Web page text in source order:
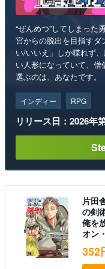
“ぜんめつ”してしまった
宮からの脱出を目指す
い/いいえ」しか喋れず
い人形になっていて、
選ぶのは、あなたです。
インディー RPG
リリース日：2026年
片田
の剣
俺を
オン
352